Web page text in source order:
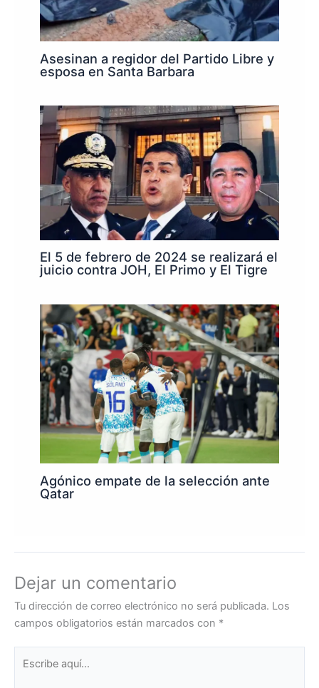
Asesinan a regidor del Partido Libre y
esposa en Santa Barbara
El 5 de febrero de 2024 se realizará el
juicio contra JOH, El Primo y El Tigre
Agónico empate de la selección ante
Qatar
Dejar un comentario
Tu dirección de correo electrónico no será publicada. Los
campos obligatorios están marcados con *